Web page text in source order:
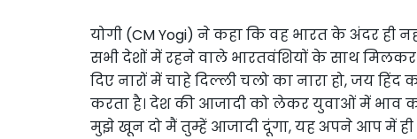
योगी (CM Yogi) ने कहा कि वह भारत के अंदर ही
सभी देशों में रहने वाले भारतवंशियों के साथ
दिए नारों में चाहे दिल्ली चलो का नारा हो, जय
करता है। देश की आजादी को लेकर युवाओं में भाव
मुझे खून दो मैं तुम्हें आजादी दूंगा, यह अपने आप में ही